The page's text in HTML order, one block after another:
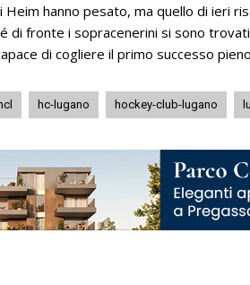
Heim hanno pesato, ma quello di ieri
di fronte i sopracenerini si sono
di cogliere il primo successo
hcl hc-lugano hockey-club-lugano